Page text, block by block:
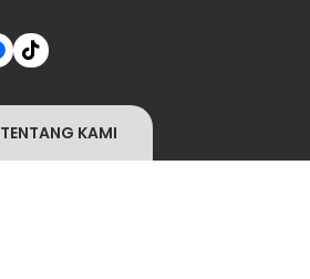
TENTANG KAMI